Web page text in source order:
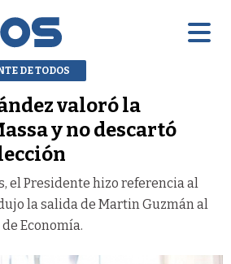
DE TODOS
valoró la
y no descartó
el Presidente hizo referencia al
la salida de Martin Guzmán al
Economía.